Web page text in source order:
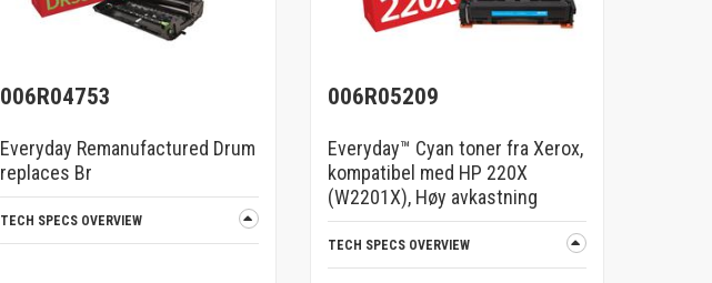
006R04753
Everyday Remanufactured Drum
replaces Br
TECH SPECS OVERVIEW
006R05209
Everyday™ Cyan toner fra Xerox,
kompatibel med HP 220X
(W2201X), Høy avkastning
TECH SPECS OVERVIEW